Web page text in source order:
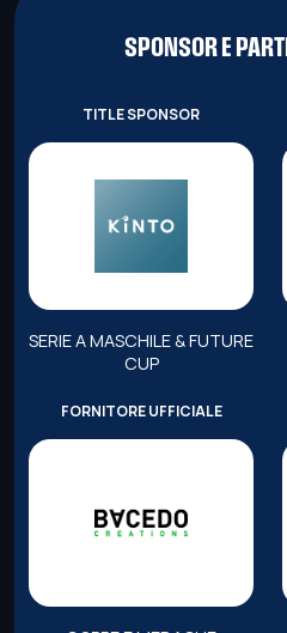
SPONSOR E
TITLE SPONSOR
SERIE A MASCHILE & FUTURE
CUP
FORNITORE UFFICIALE